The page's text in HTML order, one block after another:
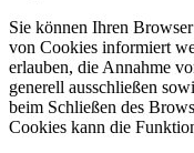
Sie können Ihren
von Cookies informiert
erlauben, die Annahme
generell ausschließen
beim Schließen des
Cookies kann die